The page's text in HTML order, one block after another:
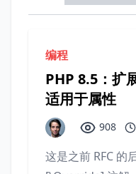
编程
PHP 8.5：
适用于属性
908
这是之前 RFC 的